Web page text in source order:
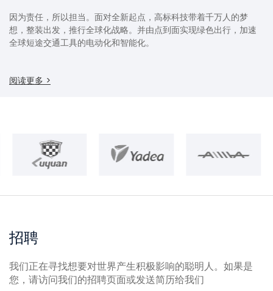
因为责任，所以担当。面对全新起点，高标科技带着千万人的梦
想，整装出发，推行全球化战略。并由点到面实现绿色出行，加速
全球短途交通工具的电动化和智能化。
阅读更多 >
招聘
我们正在寻找想要对世界产生积极影响的聪明人。如果是
您，请访问我们的招聘页面或发送简历给我们